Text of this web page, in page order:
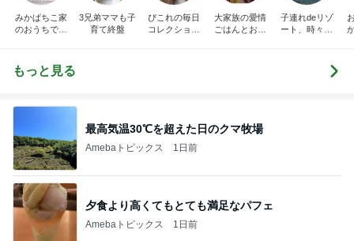
みかぱちこ家
のおうちでご
3兄弟ママも子
育て終盤
ぴこれの毎日
コレクション
大家族の愛情
ごはんとお弁
子連れdeリゾ
ート、時々キ
もっと見る
最高気温30℃を超えた日のクマ牧場
Amebaトピックス 1日前
夕食より高くてもとても満足なパフェ
Amebaトピックス 1日前